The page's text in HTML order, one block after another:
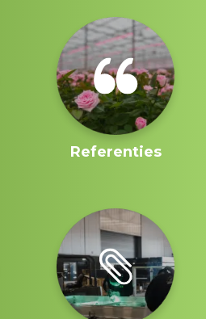
Referenties